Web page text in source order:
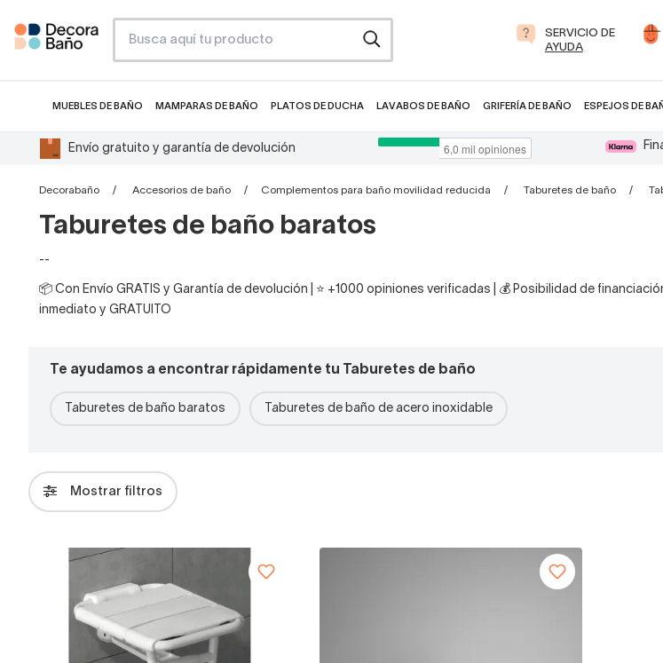
SERVICIO DE
AYUDA
MUEBLES DE BAÑO MAMPARAS DE BAÑO PLATOS DE DUCHA LAVABOS DE BAÑO GRIFERÍA DE BAÑO ESPEJOS DE
Envío gratuito y garantía de devolución
Decorabaño Accesorios de baño Complementos para baño movilidad reducida Taburetes de baño
Taburetes de baño baratos
--
📦 Con Envío GRATIS y Garantía de devolución | ⭐ +1000 opiniones verificadas | 💰 Posibilidad de
inmediato y GRATUITO
Te ayudamos a encontrar rápidamente tu Taburetes de baño
Taburetes de baño baratos Taburetes de baño de acero inoxidable
Mostrar filtros